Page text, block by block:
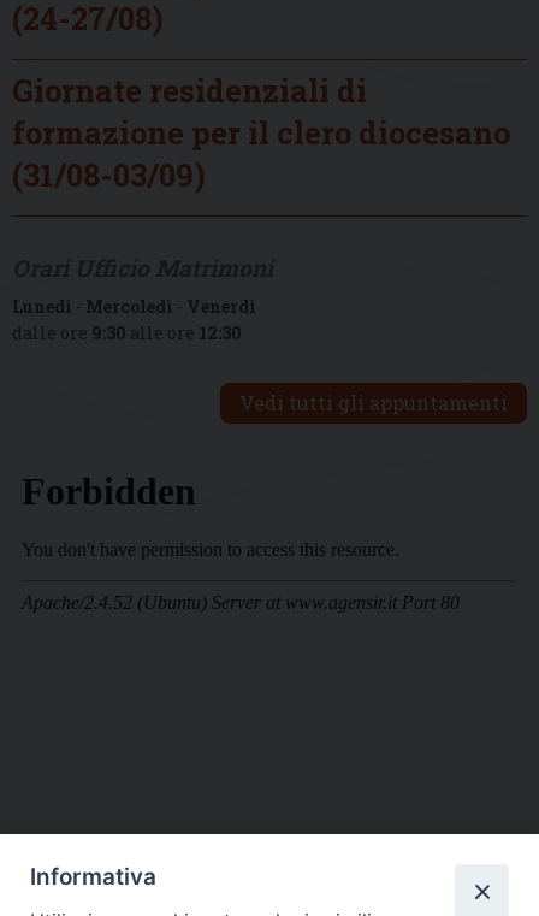
(24-27/08)
Giornate residenziali di
formazione per il clero diocesano
(31/08-03/09)
Lunedì - Mercoledì - Venerdì
dalle ore 9:30 alle ore 12:30
Vedi tutti gli appuntamenti
DIOCESI SUBURBICARIA DI ALBANO
Informativa